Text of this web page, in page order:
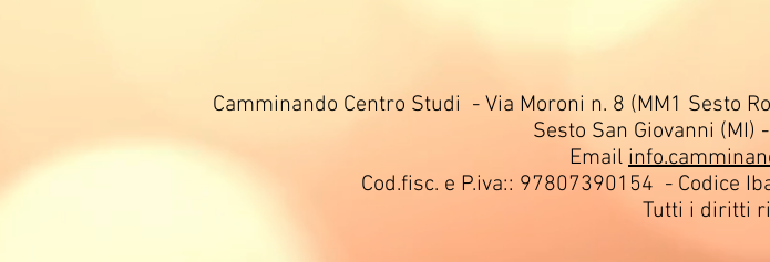
Camminando Centro Studi - Via Moroni n. 8 (MM1 Sesto
Sesto San Giovanni
Email
Cod.fisc. e P.iva:: 97807390154 - Codice
Tutti i diritti